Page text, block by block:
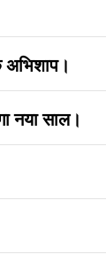
अभिशाप।
नया साल।